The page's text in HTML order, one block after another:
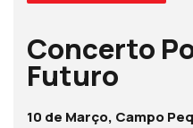
Concerto
Futuro
10 de Março, Campo